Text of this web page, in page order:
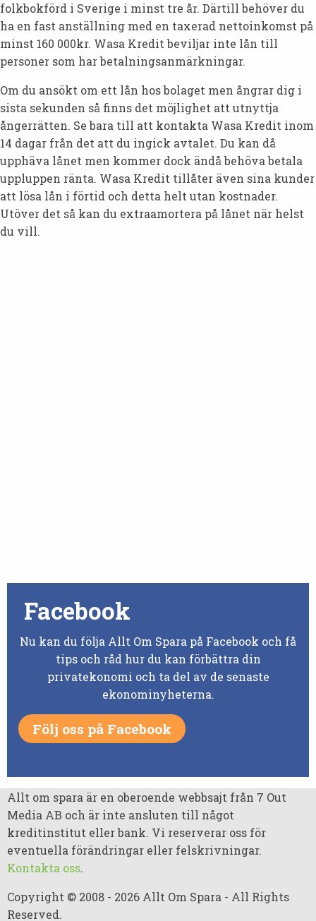
folkbokförd i Sverige i minst tre år. Därtill behöver du
ha en fast anställning med en taxerad nettoinkomst på
minst 160 000kr. Wasa Kredit beviljar inte lån till
personer som har betalningsanmärkningar.
Om du ansökt om ett lån hos bolaget men ångrar dig i
sista sekunden så finns det möjlighet att utnyttja
ångerrätten. Se bara till att kontakta Wasa Kredit inom
14 dagar från det att du ingick avtalet. Du kan då
upphäva lånet men kommer dock ändå behöva betala
uppluppen ränta. Wasa Kredit tillåter även sina kunder
att lösa lån i förtid och detta helt utan kostnader.
Utöver det så kan du extraamortera på lånet när helst
du vill.
Facebook
Nu kan du följa Allt Om Spara på Facebook och få
tips och råd hur du kan förbättra din
privatekonomi och ta del av de senaste
ekonominyheterna.
Följ oss på Facebook
Allt om spara är en oberoende webbsajt från 7 Out
Media AB och är inte ansluten till något
kreditinstitut eller bank. Vi reserverar oss för
eventuella förändringar eller felskrivningar.
Kontakta oss.
Copyright © 2008 - 2026 Allt Om Spara - All Rights
Reserved.